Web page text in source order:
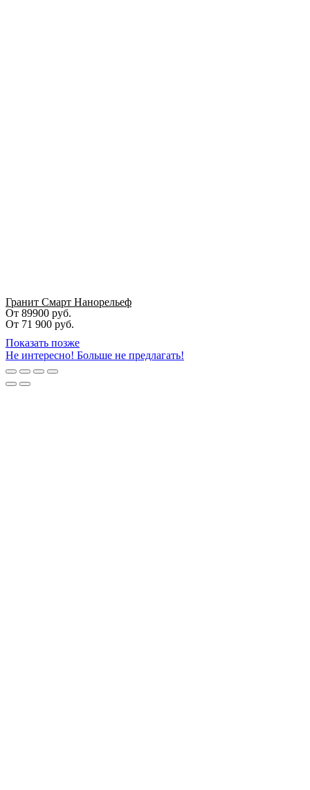
Гранит Смарт Нанорельеф
От 89900 руб.
От 71 900 руб.
Показать позже
Не интересно! Больше не предлагать!